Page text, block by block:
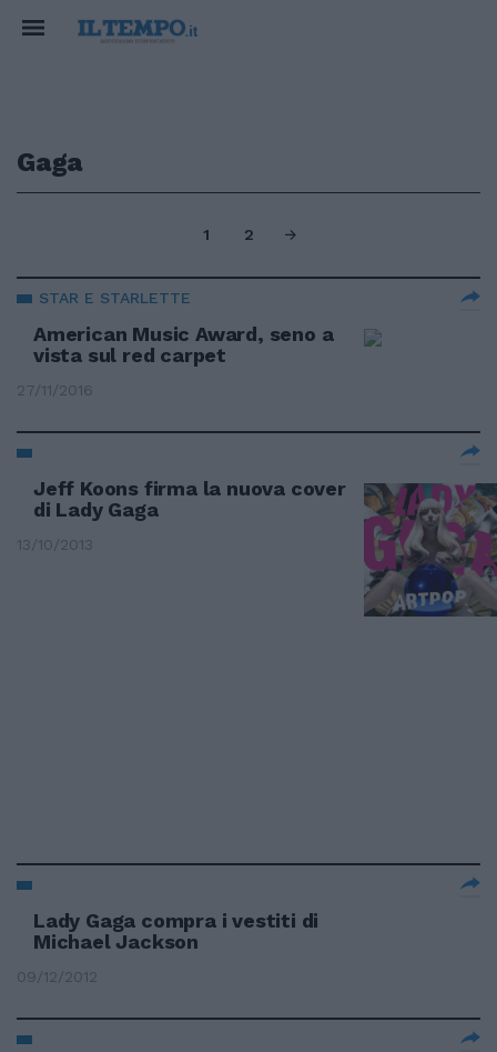
Gaga
1 2
STAR E STARLETTE
American Music Award, seno a
vista sul red carpet
27/11/2016
Jeff Koons firma la nuova cover
di Lady Gaga
13/10/2013
Lady Gaga compra i vestiti di
Michael Jackson
09/12/2012